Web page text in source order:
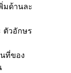
มด้านละ
ตัวอักษร
ที่ของ